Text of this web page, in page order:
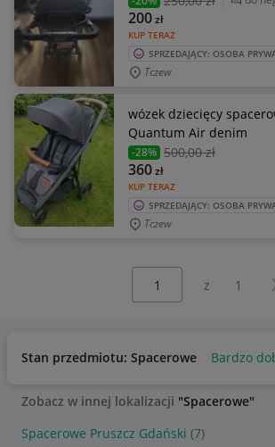
KUP TERAZ
200zł
SPRZEDAJĄCY: OSOBA
Tczew
wózek dziecięcy
Quantum Air denim
-28% 500,00 zł
KUP TERAZ
360zł
SPRZEDAJĄCY: OSOBA
Tczew
z 1
Stan przedmiotu: Spacerowe Bardzo
Zobacz w innej lokalizacji "Spacerowe"
Spacerowe Pruszcz Gdański (7)